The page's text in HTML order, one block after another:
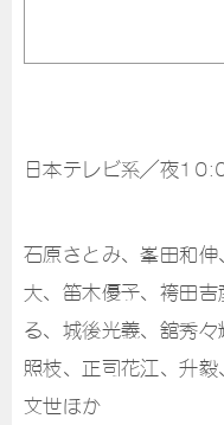
日本テレビ系／夜
石原さとみ、峯田和
大、笛木優子、袴田
る、城後光義、舘秀
照枝、正司花江、升
文世ほか